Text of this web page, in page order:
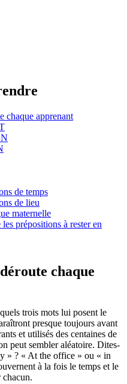
chaque apprenant
de temps
de lieu
maternelle
prépositions à rester en
chaque
trois mots lui posent le
presque toujours avant
et utilisés des centaines de
peut sembler aléatoire. Dites-
» ? « At the office » ou « in
à la fois le temps et le
chacun.